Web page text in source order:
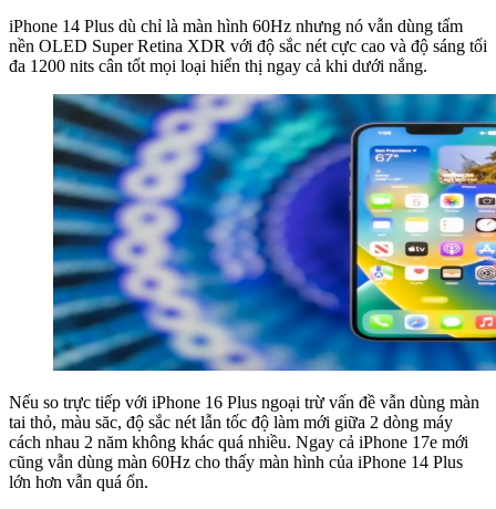
iPhone 14 Plus dù chỉ là màn hình 60Hz nhưng nó vẫn dùng tấm
nền OLED Super Retina XDR với độ sắc nét cực cao và độ sáng tối
đa 1200 nits cân tốt mọi loại hiển thị ngay cả khi dưới nắng.
Nếu so trực tiếp với iPhone 16 Plus ngoại trừ vấn đề vẫn dùng màn
tai thỏ, màu săc, độ sắc nét lẫn tốc độ làm mới giữa 2 dòng máy
cách nhau 2 năm không khác quá nhiều. Ngay cả iPhone 17e mới
cũng vẫn dùng màn 60Hz cho thấy màn hình của iPhone 14 Plus
lớn hơn vẫn quá ổn.